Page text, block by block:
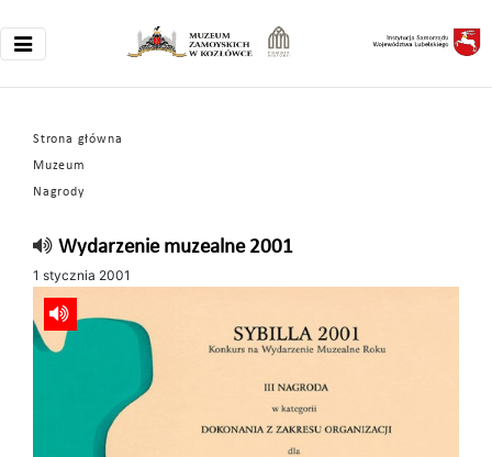
Strona główna
Muzeum
Nagrody
Wydarzenie muzealne 2001
1 stycznia 2001